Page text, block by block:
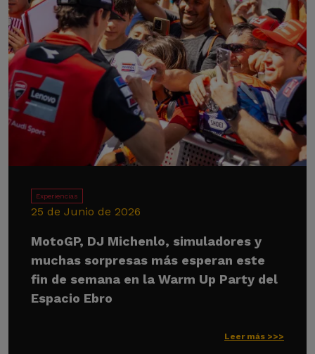
Experiencias
25 de Junio de 2026
MotoGP, DJ Michenlo, simuladores y
muchas sorpresas más esperan este
fin de semana en la Warm Up Party del
Espacio Ebro
Leer más >>>